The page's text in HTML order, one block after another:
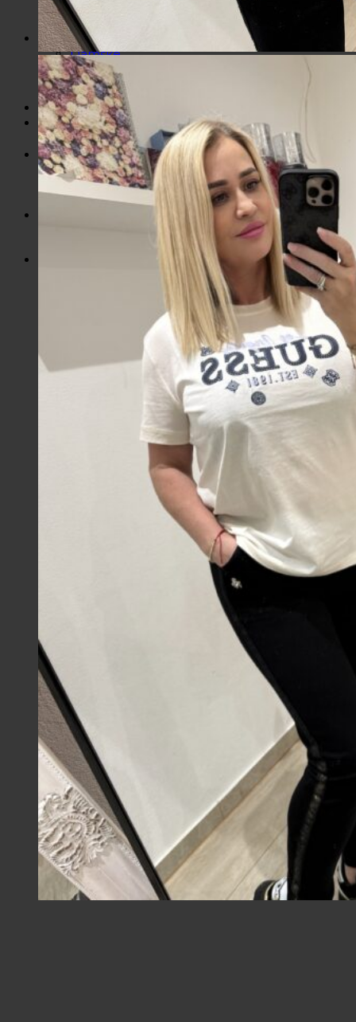
Šaty
Doplnky
Bazárová ponuka
Dámske
Detské
Košík
Žiadne produkty v košíku.